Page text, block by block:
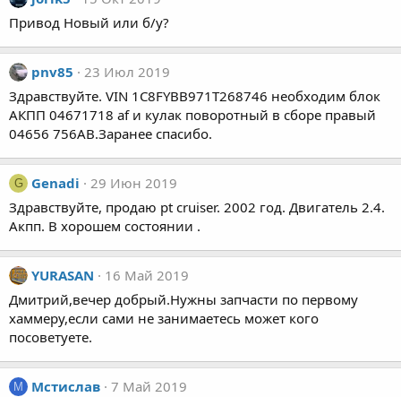
Привод Новый или б/у?
pnv85
23 Июл 2019
Здравствуйте. VIN 1C8FYBB971T268746 необходим блок
АКПП 04671718 af и кулак поворотный в сборе правый
04656 756AB.Заранее спасибо.
G Genadi
29 Июн 2019
Здравствуйте, продаю pt cruiser. 2002 год. Двигатель 2.4.
Акпп. В хорошем состоянии .
YURASAN
16 Май 2019
Дмитрий,вечер добрый.Нужны запчасти по первому
хаммеру,если сами не занимаетесь может кого
посоветуете.
М Мстислав 7 Май 2019